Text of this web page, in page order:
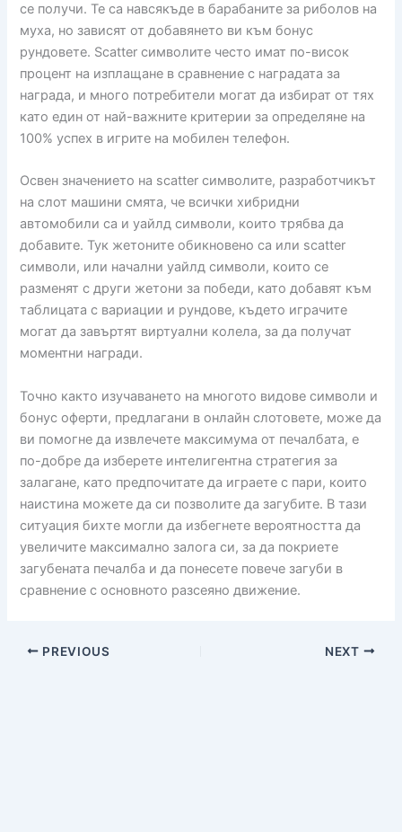
се получи. Те са навсякъде в барабаните за риболов на
муха, но зависят от добавянето ви към бонус
рундовете. Scatter символите често имат по-висок
процент на изплащане в сравнение с наградата за
награда, и много потребители могат да избират от тях
като един от най-важните критерии за определяне на
100% успех в игрите на мобилен телефон.
Освен значението на scatter символите, разработчикът
на слот машини смята, че всички хибридни
автомобили са и уайлд символи, които трябва да
добавите. Тук жетоните обикновено са или scatter
символи, или начални уайлд символи, които се
разменят с други жетони за победи, като добавят към
таблицата с вариации и рундове, където играчите
могат да завъртят виртуални колела, за да получат
моментни награди.
Точно както изучаването на многото видове символи и
бонус оферти, предлагани в онлайн слотовете, може да
ви помогне да извлечете максимума от печалбата, е
по-добре да изберете интелигентна стратегия за
залагане, като предпочитате да играете с пари, които
наистина можете да си позволите да загубите. В тази
ситуация бихте могли да избегнете вероятността да
увеличите максимално залога си, за да покриете
загубената печалба и да понесете повече загуби в
сравнение с основното разсеяно движение.
PREVIOUS NEXT